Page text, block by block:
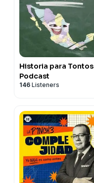
Historia para Tontos
Podcast
146 Listeners